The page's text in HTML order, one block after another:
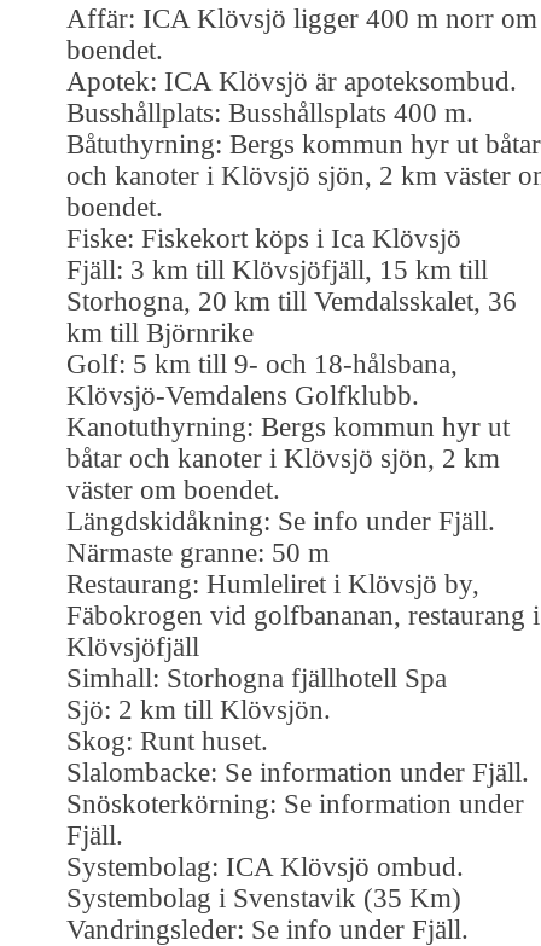
Affär: ICA Klövsjö ligger 400 m norr om
boendet.
Apotek: ICA Klövsjö är apoteksombud.
Busshållplats: Busshållsplats 400 m.
Båtuthyrning: Bergs kommun hyr ut båtar
och kanoter i Klövsjö sjön, 2 km väster
boendet.
Fiske: Fiskekort köps i Ica Klövsjö
Fjäll: 3 km till Klövsjöfjäll, 15 km till
Storhogna, 20 km till Vemdalsskalet, 36
km till Björnrike
Golf: 5 km till 9- och 18-hålsbana,
Klövsjö-Vemdalens Golfklubb.
Kanotuthyrning: Bergs kommun hyr ut
båtar och kanoter i Klövsjö sjön, 2 km
väster om boendet.
Längdskidåkning: Se info under Fjäll.
Närmaste granne: 50 m
Restaurang: Humleliret i Klövsjö by,
Fäbokrogen vid golfbananan, restaurang i
Klövsjöfjäll
Simhall: Storhogna fjällhotell Spa
Sjö: 2 km till Klövsjön.
Skog: Runt huset.
Slalombacke: Se information under Fjäll.
Snöskoterkörning: Se information under
Fjäll.
Systembolag: ICA Klövsjö ombud.
Systembolag i Svenstavik (35 Km)
Vandringsleder: Se info under Fjäll.